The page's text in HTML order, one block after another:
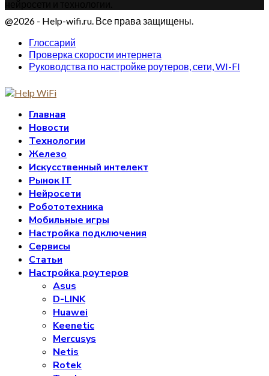
@2026 - Help-wifi.ru. Все права защищены.
Глоссарий
Проверка скорости интернета
Руководства по настройке роутеров, сети, WI-FI
Главная
Новости
Технологии
Железо
Искусственный интелект
Рынок IT
Нейросети
Робототехника
Мобильные игры
Настройка подключения
Сервисы
Статьи
Настройка роутеров
Asus
D-LINK
Huawei
Keenetic
Mercusys
Netis
Rotek